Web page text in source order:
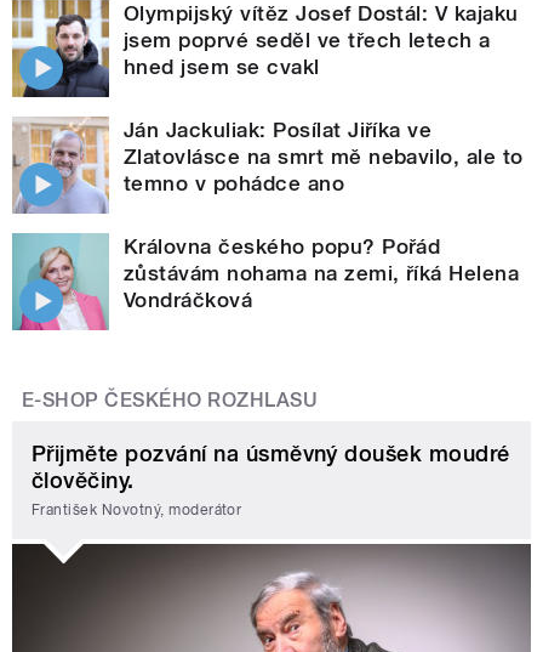
Olympijský vítěz Josef Dostál: V kajaku
jsem poprvé seděl ve třech letech a
hned jsem se cvakl
Ján Jackuliak: Posílat Jiříka ve
Zlatovlásce na smrt mě nebavilo, ale to
temno v pohádce ano
Královna českého popu? Pořád
zůstávám nohama na zemi, říká Helena
Vondráčková
E-SHOP ČESKÉHO ROZHLASU
Přijměte pozvání na úsměvný doušek moudré
člověčiny.
František Novotný, moderátor